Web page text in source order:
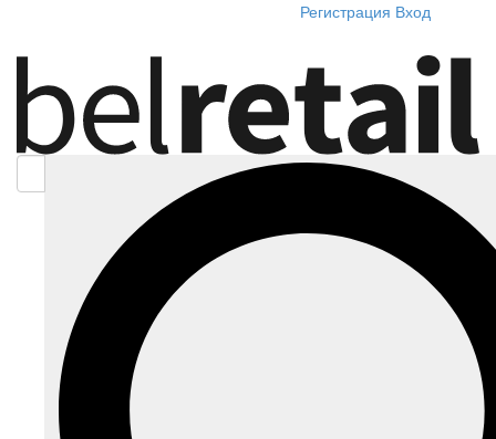
Регистрация Вход